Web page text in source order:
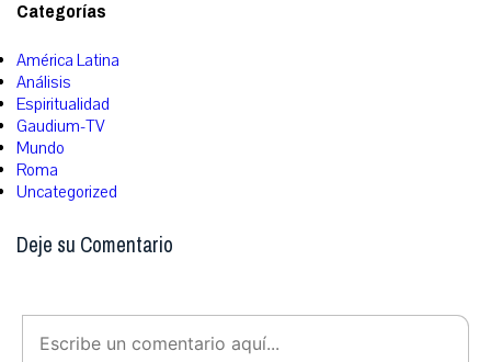
Categorías
América Latina
Análisis
Espiritualidad
Gaudium-TV
Mundo
Roma
Uncategorized
Deje su Comentario